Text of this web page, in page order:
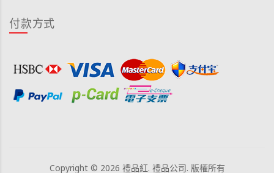
付款方式
Copyright © 2026 禮品紅. 禮品公司. 版權所有